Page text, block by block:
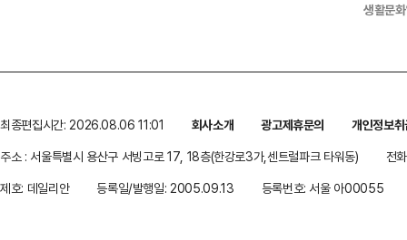
생활문
최종편집시간: 2026.08.06 11:01 회사소개 광고제휴문의
개인정보
주소 : 서울특별시 용산구 서빙고로 17, 18층(한강로3가,센트럴파크 타워동)
전
제호: 데일리안
등록일/발행일: 2005.09.13 등록번호: 서울 아00055